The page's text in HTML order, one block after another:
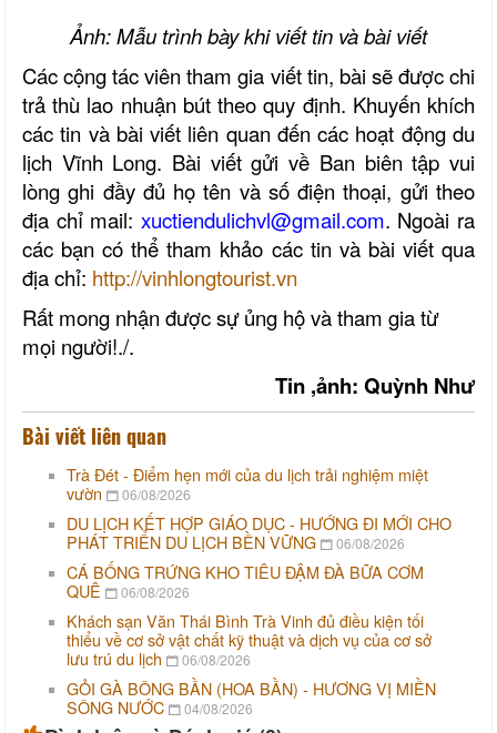
Ảnh: Mẫu trình bày khi viết tin và bài viết
Các cộng tác viên tham gia viết tin, bài sẽ được chi
trả thù lao nhuận bút theo quy định. Khuyến khích
các tin và bài viết liên quan đến các hoạt động du
lịch Vĩnh Long. Bài viết gửi về Ban biên tập vui
lòng ghi đầy đủ họ tên và số điện thoại, gửi theo
địa chỉ mail: xuctiendulichvl@gmail.com. Ngoài ra
các bạn có thể tham khảo các tin và bài viết qua
địa chỉ: http://vinhlongtourist.vn
Rất mong nhận được sự ủng hộ và tham gia từ
mọi người!./.
Tin ,ảnh: Quỳnh Như
Bài viết liên quan
Trà Đét - Điểm hẹn mới của du lịch trải nghiệm miệt
vườn
06/08/2026
DU LỊCH KẾT HỢP GIÁO DỤC - HƯỚNG ĐI MỚI CHO
PHÁT TRIỂN DU LỊCH BỀN VỮNG
06/08/2026
CÁ BỐNG TRỨNG KHO TIÊU ĐẬM ĐÀ BỮA CƠM
QUÊ
06/08/2026
Khách sạn Văn Thái Bình Trà Vinh đủ điều kiện tối
thiểu về cơ sở vật chất kỹ thuật và dịch vụ của cơ sở
lưu trú du lịch
06/08/2026
GỎI GÀ BÔNG BẦN (HOA BẦN) - HƯƠNG VỊ MIỀN
SÔNG NƯỚC
04/08/2026